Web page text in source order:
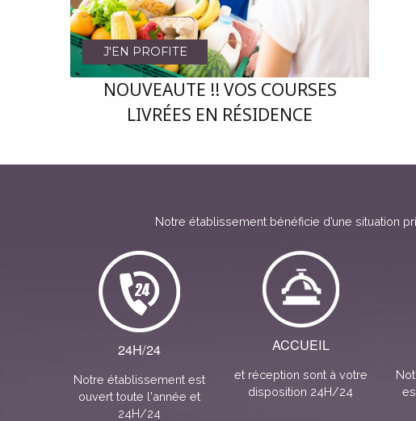
J'EN PROFITE
NOUVEAUTE !! VOS COURSES
LIVRÉES EN RÉSIDENCE
Notre établissement bénéficie d’une situation
24H/24
Notre établissement est
ouvert toute l'année et
24H/24
ACCUEIL
et réception sont à votre
disposition 24H/24